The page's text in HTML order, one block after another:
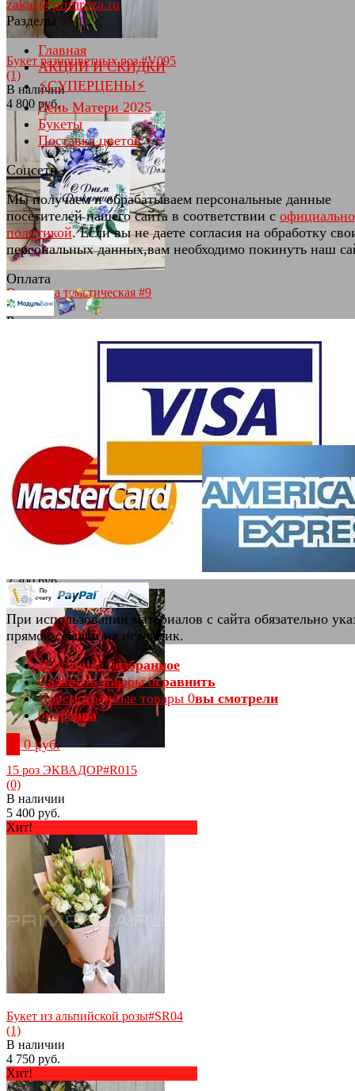
избранное сравнить
Букет разноцветных роз #V095
(1)
В наличии
4 800 руб.
сравнить
Открытка тематическая #9
(0)
В наличии
избранное сравнить
Букет-комплимент из ромашковой
хризантемы #V003
2 300 руб.
избранное сравнить
15 роз ЭКВАДОР#R015
(0)
В наличии
5 400 руб.
Хит!
Букет из альпийской розы#SR04
(1)
В наличии
4 750 руб.
Хит!
zakaz@primroza.ru
Разделы
Главная
АКЦИИ И СКИДКИ
⚡СУПЕРЦЕНЫ⚡
День Матери 2025
Букеты
Поставка цветов
Соцсети
Мы получаем и обрабатываем персональные данные
посетителей нашего сайта в соответствии с
политикой. Если вы не даете согласия на обработку
персональных данных,вам необходимо покинуть наш
Оплата
При использовании материалов с сайта обязательно
прямой ссылки на источник.
Избранное 0избранное
Сравнить товары 0сравнить
Просмотренные товары 0вы смотрели
0корзина
0 руб.